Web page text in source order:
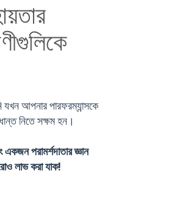
আপনার পারফরম্যান্সকে
নিতে সক্ষম হন।
পরামর্শদাতার জ্ঞান
লাভ করা যাক!